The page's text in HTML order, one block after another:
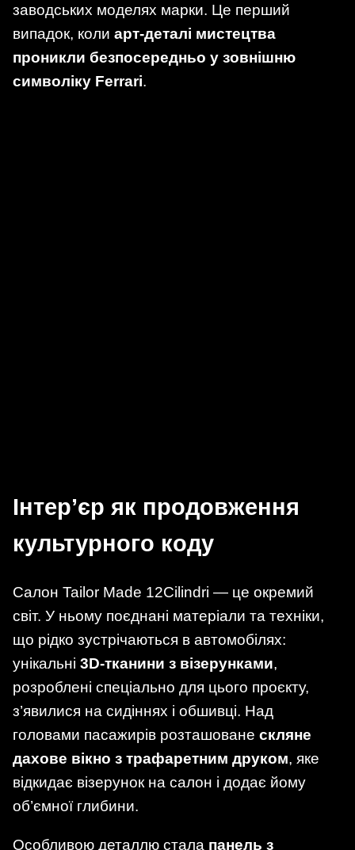
заводських моделях марки. Це перший
випадок, коли арт-деталі мистецтва
проникли безпосередньо у зовнішню
символіку Ferrari.
Інтер’єр як продовження
культурного коду
Салон Tailor Made 12Cilindri — це окремий
світ. У ньому поєднані матеріали та техніки,
що рідко зустрічаються в автомобілях:
унікальні 3D-тканини з візерунками,
розроблені спеціально для цього проєкту,
з’явилися на сидіннях і обшивці. Над
головами пасажирів розташоване скляне
дахове вікно з трафаретним друком, яке
відкидає візерунок на салон і додає йому
об’ємної глибини.
Особливою деталлю стала панель з